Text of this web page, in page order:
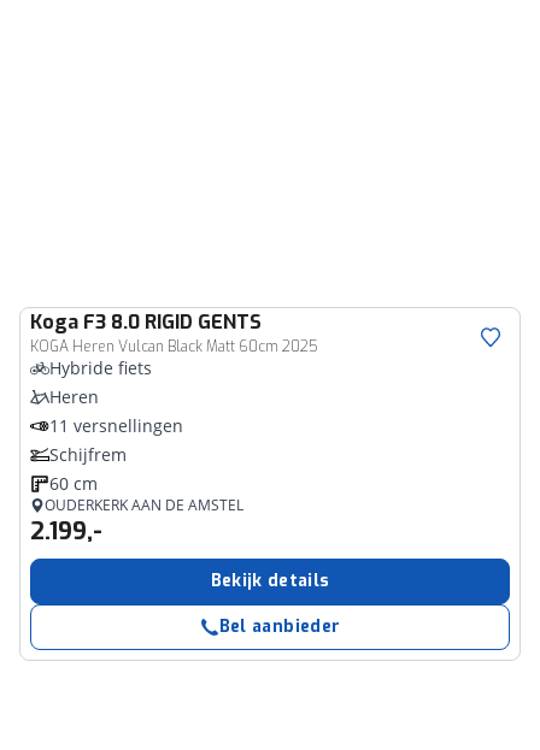
Koga F3 8.0 RIGID GENTS
KOGA Heren Vulcan Black Matt 60cm 2025
Hybride fiets
Heren
11 versnellingen
Schijfrem
60 cm
OUDERKERK AAN DE AMSTEL
2.199,-
Bekijk details
Bel aanbieder